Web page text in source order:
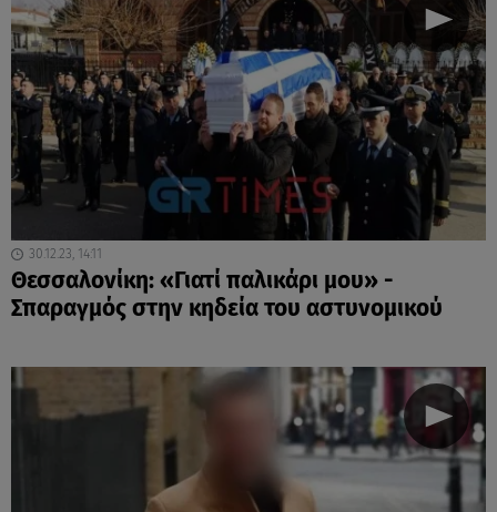
30.12.23, 14:11
Θεσσαλονίκη: «Γιατί παλικάρι μου» -
Σπαραγμός στην κηδεία του αστυνομικού